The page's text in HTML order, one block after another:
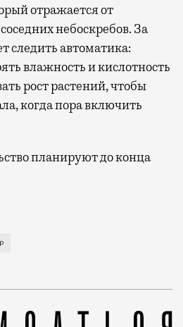
отражается от
небоскребов. За
следить автоматика:
влажность и кислотность
рост растений, чтобы
когда пора включить
планируют до конца
чуть меньше стекла и чуть